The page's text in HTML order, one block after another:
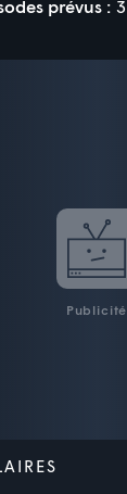
prévus : 3
Publicité